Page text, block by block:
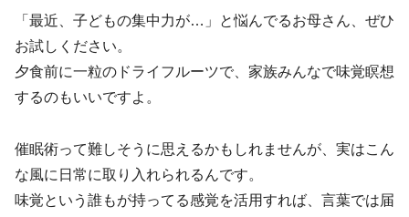
「最近、子どもの集中力が…」と悩んでるお母さん、ぜひ
お試しください。
夕食前に一粒のドライフルーツで、家族みんなで味覚瞑想
するのもいいですよ。
催眠術って難しそうに思えるかもしれませんが、実はこん
な風に日常に取り入れられるんです。
味覚という誰もが持ってる感覚を活用すれば、言葉では届